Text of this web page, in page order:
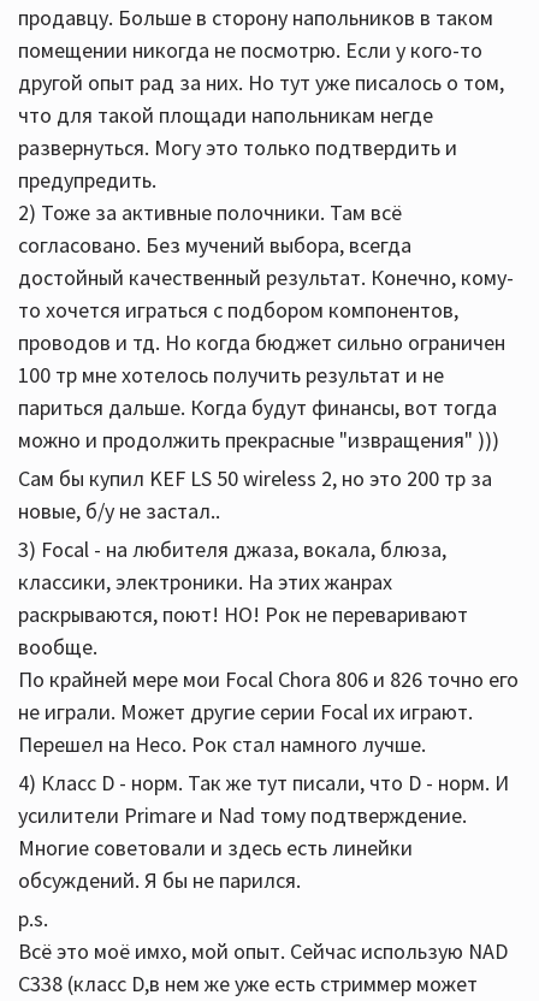
продавцу. Больше в сторону напольников в таком
помещении никогда не посмотрю. Если у кого-то
другой опыт рад за них. Но тут уже писалось о том,
что для такой площади напольникам негде
развернуться. Могу это только подтвердить и
предупредить.
2) Тоже за активные полочники. Там всё
согласовано. Без мучений выбора, всегда
достойный качественный результат. Конечно, кому-
то хочется играться с подбором компонентов,
проводов и тд. Но когда бюджет сильно ограничен
100 тр мне хотелось получить результат и не
париться дальше. Когда будут финансы, вот тогда
можно и продолжить прекрасные "извращения" )))
Сам бы купил KEF LS 50 wireless 2, но это 200 тр за
новые, б/у не застал..
3) Focal - на любителя джаза, вокала, блюза,
классики, электроники. На этих жанрах
раскрываются, поют! НО! Рок не переваривают
вообще.
По крайней мере мои Focal Chora 806 и 826 точно его
не играли. Может другие серии Focal их играют.
Перешел на Heco. Рок стал намного лучше.
4) Класс D - норм. Так же тут писали, что D - норм. И
усилители Primare и Nad тому подтверждение.
Многие советовали и здесь есть линейки
обсуждений. Я бы не парился.
p.s.
Всё это моё имхо, мой опыт. Сейчас использую NAD
C338 (класс D,в нем же уже есть стриммер может